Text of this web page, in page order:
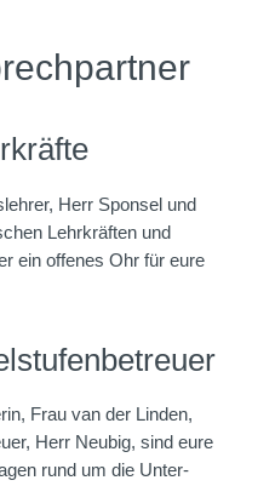
Herr Sponsel und
Lehrkräften und
ein offenes Ohr für eure
Frau van der Linden,
Herr Neubig, sind eure
rund um die Unter-